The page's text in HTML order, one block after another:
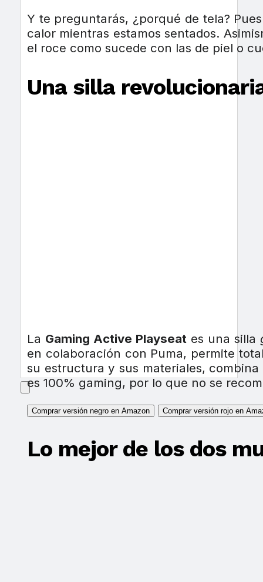
Y te preguntarás, ¿porqué de tela?
calor mientras estamos sentados.
el roce como sucede con las de piel o
Una silla
La Gaming Active Playseat es una silla
en colaboración con Puma, permite
su estructura y sus materiales,
es 100% gaming, por lo que no se
Comprar versión negro en Amazon Comprar versión rojo en
Lo mejor de los dos